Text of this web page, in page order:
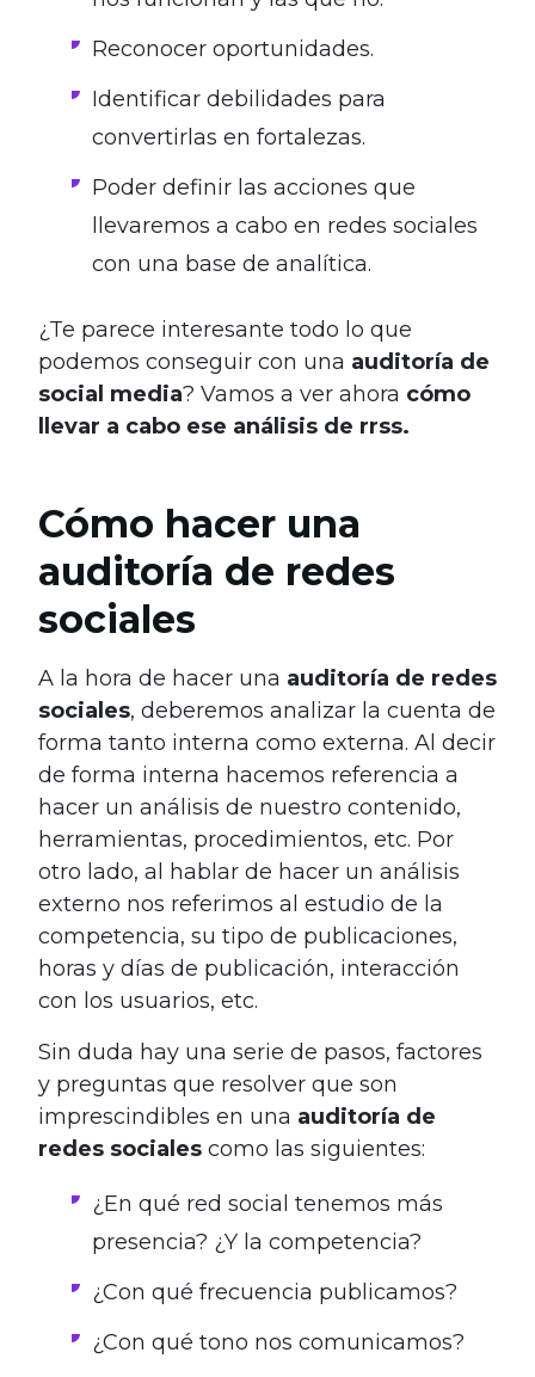
Reconocer oportunidades.
Identificar debilidades para
convertirlas en fortalezas.
Poder definir las acciones que
llevaremos a cabo en redes sociales
con una base de analítica.
¿Te parece interesante todo lo que
podemos conseguir con una auditoría de
social media? Vamos a ver ahora cómo
llevar a cabo ese análisis de rrss.
Cómo hacer una
auditoría de redes
sociales
A la hora de hacer una auditoría de redes
sociales, deberemos analizar la cuenta de
forma tanto interna como externa. Al decir
de forma interna hacemos referencia a
hacer un análisis de nuestro contenido,
herramientas, procedimientos, etc. Por
otro lado, al hablar de hacer un análisis
externo nos referimos al estudio de la
competencia, su tipo de publicaciones,
horas y días de publicación, interacción
con los usuarios, etc.
Sin duda hay una serie de pasos, factores
y preguntas que resolver que son
imprescindibles en una auditoría de
redes sociales como las siguientes:
¿En qué red social tenemos más
presencia? ¿Y la competencia?
¿Con qué frecuencia publicamos?
¿Con qué tono nos comunicamos?